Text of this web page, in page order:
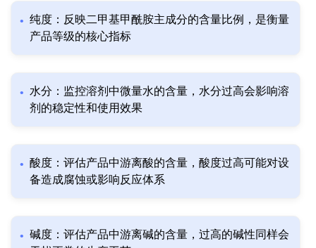
纯度：反映二甲基甲酰胺主成分的含量比例，是衡量
产品等级的核心指标
水分：监控溶剂中微量水的含量，水分过高会影响溶
剂的稳定性和使用效果
酸度：评估产品中游离酸的含量，酸度过高可能对设
备造成腐蚀或影响反应体系
碱度：评估产品中游离碱的含量，过高的碱性同样会